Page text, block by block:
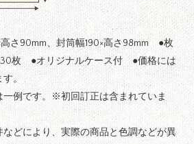
高さ90mm、封筒幅190×高さ98mm ●枚
30枚 ●オリジナルケース付 ●価格には
。
例です。※初回訂正は含まれていま
どにより、実際の商品と色調などが異